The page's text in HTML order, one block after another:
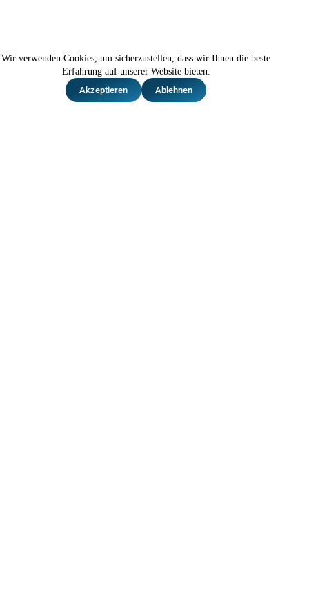
Wir verwenden Cookies, um sicherzustellen, dass wir Ihnen die beste
Erfahrung auf unserer Website bieten.
Akzeptieren
Ablehnen